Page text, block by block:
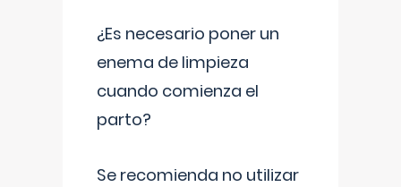
¿Es necesario poner un
enema de limpieza
cuando comienza el
parto?
Se recomienda no utilizar